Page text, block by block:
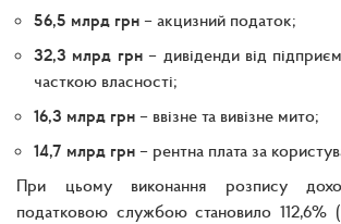
56,5 млрд грн – акцизний податок;
32,3 млрд грн– дивіденди від
часткою власності;
16,3 млрд грн – ввізне та вивізне мито;
14,7 млрд грн – рентна плата за
При цьому виконання розпису
податковою службою становило 112,6%